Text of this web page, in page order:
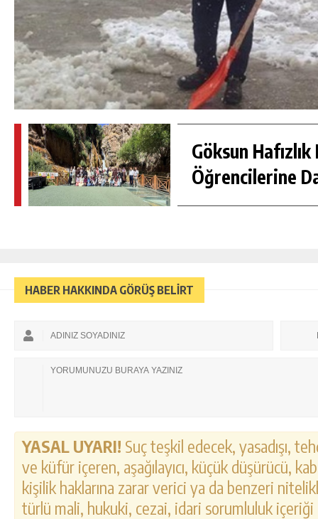
Göksun Hafızlık
Öğrencilerine
HABER HAKKINDA GÖRÜŞ BELİRT
YASAL UYARI! Suç teşkil edecek, yasadışı,
ve küfür içeren, aşağılayıcı, küçük düşürücü,
kişilik haklarına zarar verici ya da benzeri
türlü mali, hukuki, cezai, idari sorumluluk